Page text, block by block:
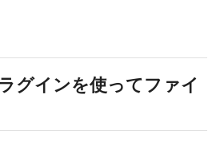
グインを使ってファイ